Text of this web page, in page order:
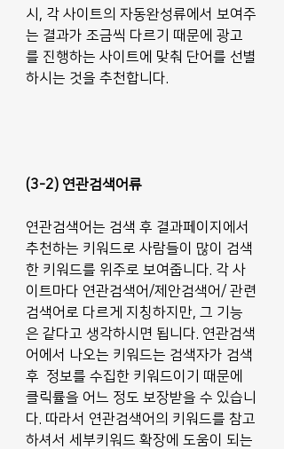
시, 각 사이트의 자동완성류에서 보여주
는 결과가 조금씩 다르기 때문에 광고
를 진행하는 사이트에 맞춰 단어를 선별
하시는 것을 추천합니다.
(3-2) 연관검색어류
연관검색어는 검색 후 결과페이지에서
추천하는 키워드로 사람들이 많이 검색
한 키워드를 위주로 보여줍니다. 각 사
이트마다 연관검색어/제안검색어/ 관련
검색어로 다르게 지칭하지만, 그 기능
은 같다고 생각하시면 됩니다. 연관검색
어에서 나오는 키워드는 검색자가 검색
후  정보를 수집한 키워드이기 때문에
클릭률을 어느 정도 보장받을 수 있습니
다. 따라서 연관검색어의 키워드를 참고
하셔서 세부키워드 확장에 도움이 되는